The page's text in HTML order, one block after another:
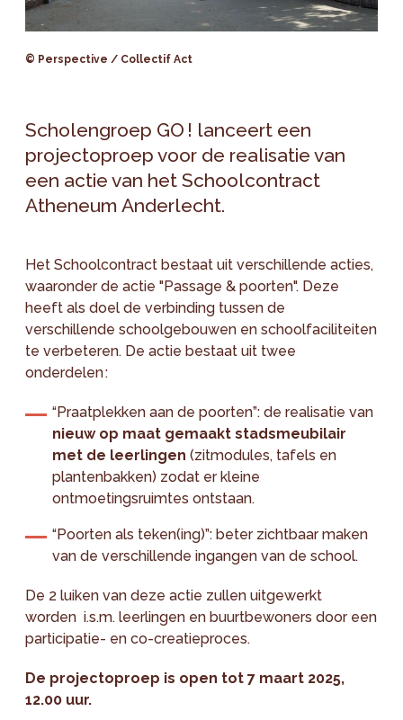
© Perspective / Collectif Act
Scholengroep GO ! lanceert een
projectoproep voor de realisatie van
een actie van het Schoolcontract
Atheneum Anderlecht.
Het Schoolcontract bestaat uit verschillende acties,
waaronder de actie "Passage & poorten". Deze
heeft als doel de verbinding tussen de
verschillende schoolgebouwen en schoolfaciliteiten
te verbeteren. De actie bestaat uit twee
onderdelen :
“Praatplekken aan de poorten”: de realisatie van
nieuw op maat gemaakt stadsmeubilair
met de leerlingen (zitmodules, tafels en
plantenbakken) zodat er kleine
ontmoetingsruimtes ontstaan.
“Poorten als teken(ing)”: beter zichtbaar maken
van de verschillende ingangen van de school.
De 2 luiken van deze actie zullen uitgewerkt
worden i.s.m. leerlingen en buurtbewoners door een
participatie- en co-creatieproces.
De projectoproep is open tot 7 maart 2025,
12.00 uur.